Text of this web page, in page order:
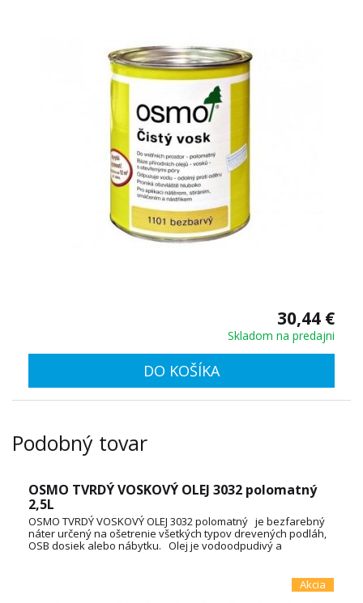
30,44 €
Skladom na predajni
DO KOŠÍKA
Podobný tovar
OSMO TVRDÝ VOSKOVÝ OLEJ 3032 polomatný
2,5L
OSMO TVRDÝ VOSKOVÝ OLEJ 3032 polomatný je bezfarebný
náter určený na ošetrenie všetkých typov drevených podláh,
OSB dosiek alebo nábytku. Olej je vodoodpudivý a
Akcia